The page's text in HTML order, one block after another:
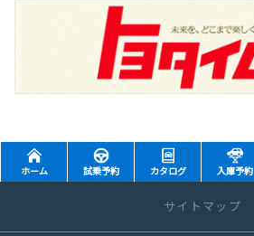
ホーム 試乗予約 カタログ 入庫予約
サイトマップ